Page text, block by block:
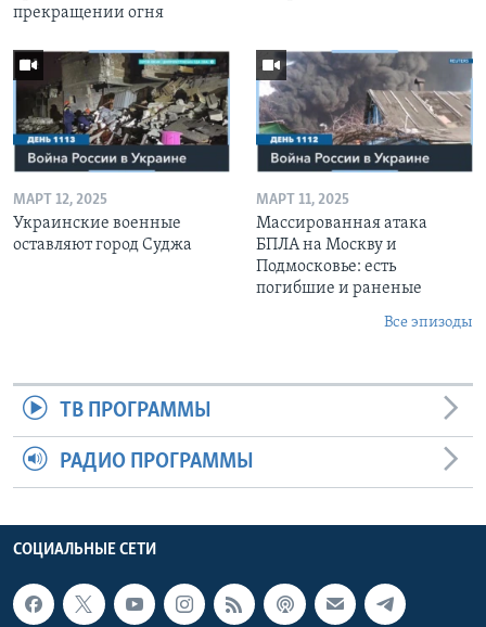
прекращении огня
МАРТ 12, 2025
Украинские военные
оставляют город Суджа
МАРТ 11, 2025
Массированная атака
БПЛА на Москву и
Подмосковье: есть
погибшие и раненые
Все эпизоды
ТВ ПРОГРАММЫ
РАДИО ПРОГРАММЫ
СОЦИАЛЬНЫЕ СЕТИ